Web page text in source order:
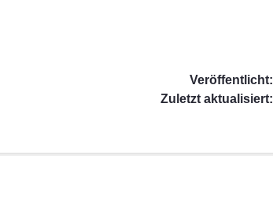
Veröffentlicht:
Zuletzt aktualisiert: